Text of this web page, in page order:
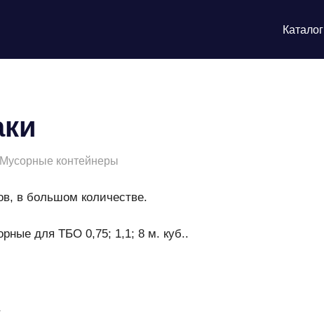
Каталог
Мусорные контейнеры
в большом количестве.
для ТБО 0,75; 1,1; 8 м. куб..